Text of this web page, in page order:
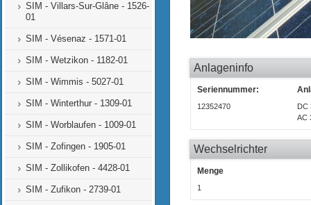
SIM - Villars-Sur-Glâne - 1526-
01
SIM - Vésenaz - 1571-01
SIM - Wetzikon - 1182-01
SIM - Wimmis - 5027-01
SIM - Winterthur - 1309-01
SIM - Worblaufen - 1009-01
SIM - Zofingen - 1905-01
SIM - Zollikofen - 4428-01
SIM - Zufikon - 2739-01
Anlageninfo
Seriennummer:
12352470
DC
AC
Wechselrichter
Menge
1